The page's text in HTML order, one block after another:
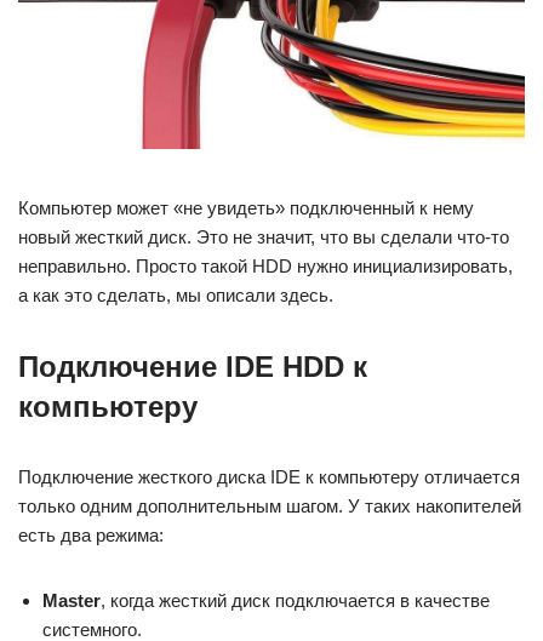
Компьютер может «не увидеть» подключенный к нему
новый жесткий диск. Это не значит, что вы сделали что-то
неправильно. Просто такой HDD нужно инициализировать,
а как это сделать, мы описали здесь.
Подключение IDE HDD к
компьютеру
Подключение жесткого диска IDE к компьютеру отличается
только одним дополнительным шагом. У таких накопителей
есть два режима:
Master, когда жесткий диск подключается в качестве
системного.